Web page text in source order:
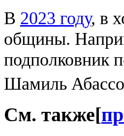
В 2023 году, в
общины.
подполковник
Шамиль
См. также [